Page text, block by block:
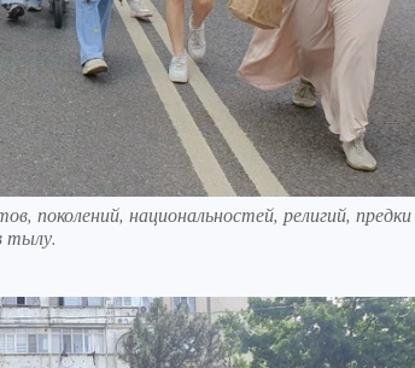
поколений, национальностей, религий, предки
тылу.